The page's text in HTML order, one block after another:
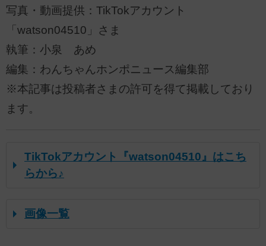
写真・動画提供：TikTokアカウント
「watson04510」さま
執筆：小泉 あめ
編集：わんちゃんホンポニュース編集部
※本記事は投稿者さまの許可を得て掲載しており
ます。
TikTokアカウント『watson04510』はこち
らから♪
画像一覧